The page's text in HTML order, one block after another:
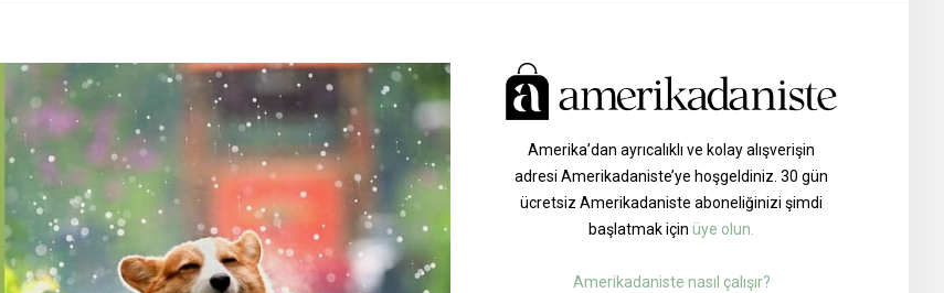
Amerika’dan ayrıcalıklı ve kolay alışverişin
adresi Amerikadaniste’ye hoşgeldiniz. 30 gün
ücretsiz Amerikadaniste aboneliğinizi şimdi
başlatmak için üye olun.
Amerikadaniste nasıl çalışır?